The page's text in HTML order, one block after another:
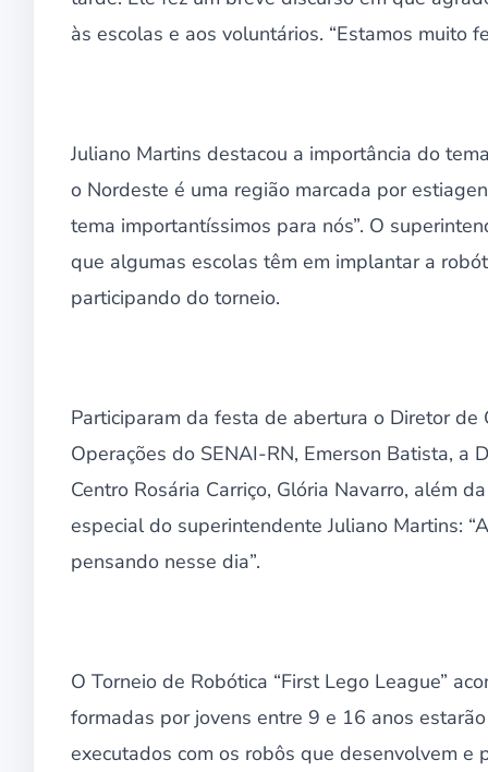
às escolas e aos voluntários. “Estamos muito
Juliano Martins destacou a importância do
o Nordeste é uma região marcada por
tema importantíssimos para nós”. O
que algumas escolas têm em implantar a
participando do torneio.
Participaram da festa de abertura o Diretor
Operações do SENAI-RN, Emerson Batista, a
Centro Rosária Carriço, Glória Navarro, além
especial do superintendente Juliano Martins:
pensando nesse dia”.
O Torneio de Robótica “First Lego League”
formadas por jovens entre 9 e 16 anos
executados com os robôs que desenvolvem